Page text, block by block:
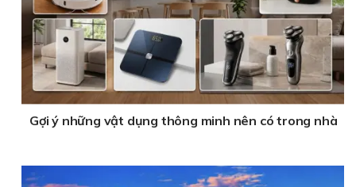
Gợi ý những vật dụng thông minh nên có trong nhà